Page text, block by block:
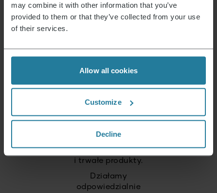
may combine it with other information that you’ve
provided to them or that they’ve collected from your use
of their services.
Allow all cookies
Customize
Decline
Tego stoimy.
Premium dla wszystkich.
dostępny dla każdego.
Łączymy intuicyjną
technologię z niemieckimi
standardami jakości.
Stawiamy na
wysoką jakość
i trwałe produkty.
Działamy
odpowiedzialnie